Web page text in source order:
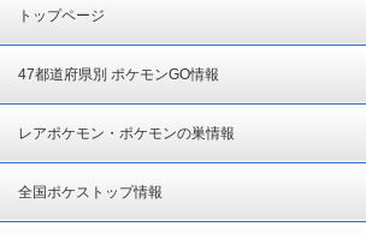
トップページ
47都道府県別 ポケモンGO情報
レアポケモン・ポケモンの巣情報
全国ポケストップ情報